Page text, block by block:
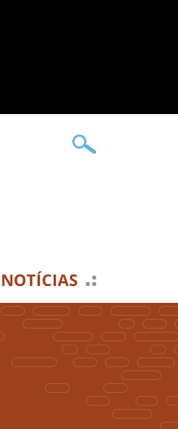
NOTÍCIAS